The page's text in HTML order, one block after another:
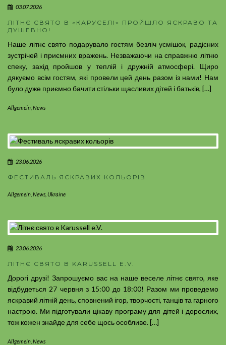
03.07.2026
ЛІТНЄ СВЯТО В «КАРУСЕЛІ» ПРОЙШЛО ЯСКРАВО ТА
ДУШЕВНО!
Наше літнє свято подарувало гостям безліч усмішок, радісних
зустрічей і приємних вражень. Незважаючи на справжню літню
спеку, захід пройшов у теплій і дружній атмосфері. Щиро
дякуємо всім гостям, які провели цей день разом із нами! Нам
було дуже приємно бачити стільки щасливих дітей і батьків, […]
Allgemein News
23.06.2026
ФЕСТИВАЛЬ ЯСКРАВИХ КОЛЬОРІВ
Allgemein News Ukraine
23.06.2026
ЛІТНЄ СВЯТО В KARUSSELL E.V.
Дорогі друзі! Запрошуємо вас на наше веселе літнє свято, яке
відбудеться 27 червня з 15:00 до 18:00! Разом ми проведемо
яскравий літній день, сповнений ігор, творчості, танців та гарного
настрою. Ми підготували цікаву програму для дітей і дорослих,
тож кожен знайде для себе щось особливе. […]
Allgemein News